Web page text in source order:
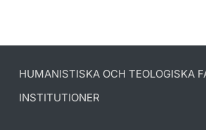
HUMANISTISKA OCH TEOLOGISKA
INSTITUTIONER